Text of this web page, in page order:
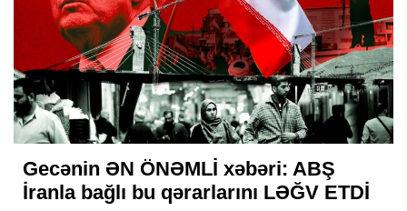
Gecənin ƏN ÖNƏMLİ xəbəri: ABŞ
İranla bağlı bu qərarlarını LƏĞV ETDİ